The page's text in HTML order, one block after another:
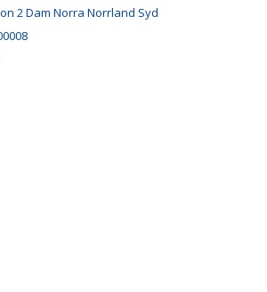
2 Dam Norra Norrland Syd